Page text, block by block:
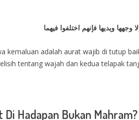
ويديها فإنهم اختلفوا فيهما
kemaluan adalah aurat wajib di tutup
tentang wajah dan kedua telapak
Hadapan Bukan Mahram?